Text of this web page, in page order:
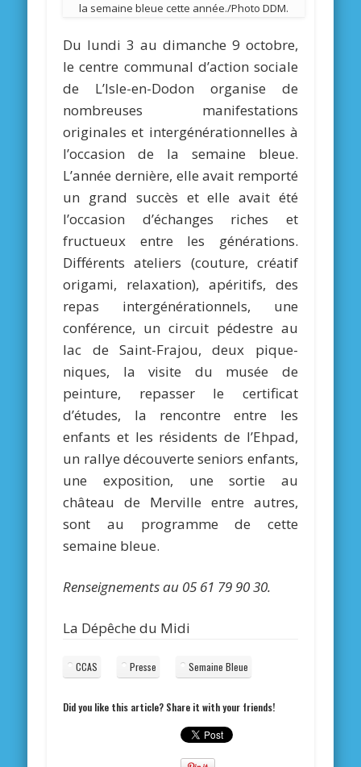
la semaine bleue cette année./Photo DDM.
Du lundi 3 au dimanche 9 octobre,
le centre communal d’action sociale
de L’Isle-en-Dodon organise de
nombreuses manifestations
originales et intergénérationnelles à
l’occasion de la semaine bleue.
L’année dernière, elle avait remporté
un grand succès et elle avait été
l’occasion d’échanges riches et
fructueux entre les générations.
Différents ateliers (couture, créatif
origami, relaxation), apéritifs, des
repas intergénérationnels, une
conférence, un circuit pédestre au
lac de Saint-Frajou, deux pique-
niques, la visite du musée de
peinture, repasser le certificat
d’études, la rencontre entre les
enfants et les résidents de l’Ehpad,
un rallye découverte seniors enfants,
une exposition, une sortie au
château de Merville entre autres,
sont au programme de cette
semaine bleue.
Renseignements au 05 61 799030.
La Dépêche du Midi
CCAS Presse Semaine Bleue
Did you like this article? Share it with your friends!